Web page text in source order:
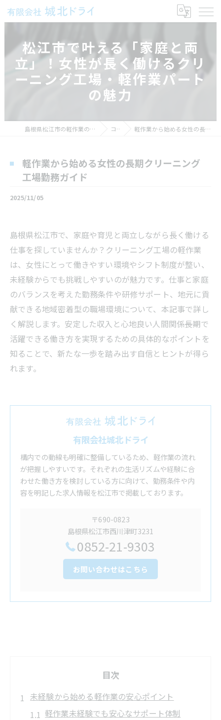
松江市で叶える「家庭と両
立」！女性が長く働けるクリ
ーニング工場・軽作業パート
の魅力
島根県松江市の軽作業の求人なら有限会社城北ドライ コラム 軽作業から始める女性の長期クリーニング工場勤務ガイド
軽作業から始める女性の長期クリーニング
工場勤務ガイド
2025/11/05
島根県松江市で、家庭や育児と両立しながら長く働ける
仕事を探していませんか？クリーニング工場の軽作業
は、女性にとって働きやすい環境やシフト制度が整い、
未経験からでも挑戦しやすいのが魅力です。仕事と家庭
のバランスを考えた勤務条件や研修サポート、地元に貢
献できる地域密着型の職場環境について、本記事で詳し
く解説します。安定した収入と心地良い人間関係――長期で
活躍できる働き方を実現するための具体的なポイントを
知ることで、新たな一歩を踏み出す自信とヒントが得ら
れます。
有限会社城北ドライ
構内での動線も明確に整備しているため、軽作業の流れ
が把握しやすいです。それぞれの生活リズムや経験に合
わせた働き方を検討している方に向けて、勤務条件や内
容を明記した求人情報を松江市で掲載しております。
〒690-0823
島根県松江市西川津町3231
0852-21-9303
お問い合わせはこちら
目次
未経験から始める軽作業の安心ポイント
軽作業未経験でも安心なサポート体制